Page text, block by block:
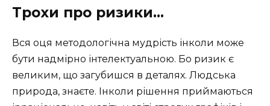
Трохи про ризики…
Вся оця методологічна мудрість інколи може
бути надмірно інтелектуальною. Бо ризик є
великим, що загубишся в деталях. Людська
природа, знаєте. Інколи рішення приймаються